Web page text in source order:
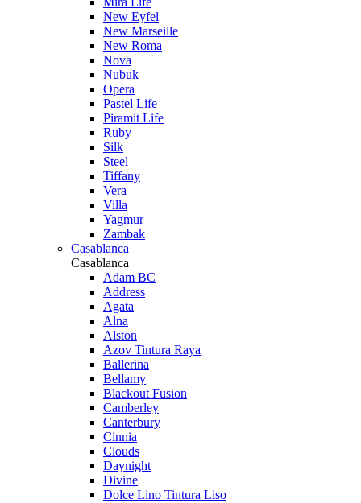
New Eyfel
New Marseille
New Roma
Nova
Nubuk
Opera
Pastel Life
Piramit Life
Ruby
Silk
Steel
Tiffany
Vera
Villa
Yagmur
Zambak
Casablanca
Casablanca
Adam BC
Address
Agata
Alna
Alston
Azov Tintura Raya
Ballerina
Bellamy
Blackout Fusion
Camberley
Canterbury
Cinnia
Clouds
Daynight
Divine
Dolce Lino Tintura Liso